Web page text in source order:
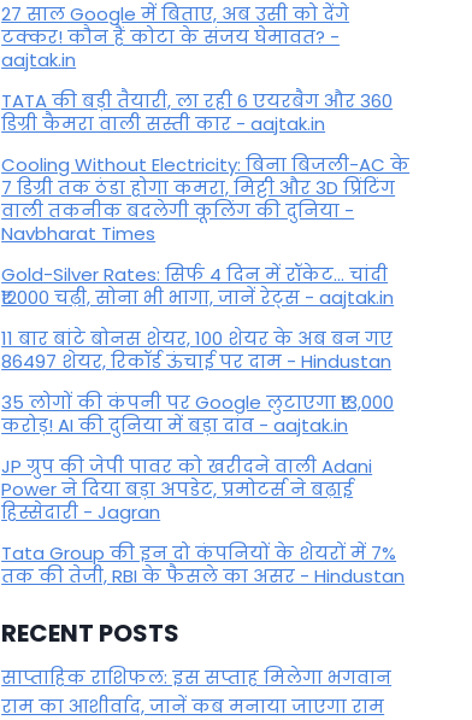
27 साल Google में बिताए, अब उसी को देंगे
टक्कर! कौन हैं कोटा के संजय घेमावत? -
aajtak.in
TATA की बड़ी तैयारी, ला रही 6 एयरबैग और 360
डिग्री कैमरा वाली सस्ती कार - aajtak.in
Cooling Without Electricity: बिना बिजली-AC के
7 डिग्री तक ठंडा होगा कमरा, मिट्टी और 3D प्रिंटिंग
वाली तकनीक बदलेगी कूलिंग की दुनिया -
Navbharat Times
Gold-Silver Rates: सिर्फ 4 दिन में रॉकेट... चांदी
₹12000 चढ़ी, सोना भी भागा, जानें रेट्स - aajtak.in
11 बार बांटे बोनस शेयर, 100 शेयर के अब बन गए
86497 शेयर, रिकॉर्ड ऊंचाई पर दाम - Hindustan
35 लोगों की कंपनी पर Google लुटाएगा ₹13,000
करोड़! AI की दुनिया में बड़ा दांव - aajtak.in
JP ग्रुप की जेपी पावर को खरीदने वाली Adani
Power ने दिया बड़ा अपडेट, प्रमोटर्स ने बढ़ाई
हिस्सेदारी - Jagran
Tata Group की इन दो कंपनियों के शेयरों में 7%
तक की तेजी, RBI के फैसले का असर - Hindustan
RECENT POSTS
साप्ताहिक राशिफल: इस सप्ताह मिलेगा भगवान
राम का आशीर्वाद, जानें कब मनाया जाएगा राम